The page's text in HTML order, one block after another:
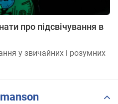
про підсвічування в
у звичайних і розумних